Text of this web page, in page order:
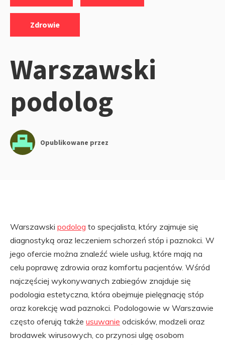
Zdrowie
Warszawski
podolog
Opublikowane przez
Warszawski podolog to specjalista, który zajmuje się
diagnostyką oraz leczeniem schorzeń stóp i paznokci. W
jego ofercie można znaleźć wiele usług, które mają na
celu poprawę zdrowia oraz komfortu pacjentów. Wśród
najczęściej wykonywanych zabiegów znajduje się
podologia estetyczna, która obejmuje pielęgnację stóp
oraz korekcję wad paznokci. Podologowie w Warszawie
często oferują także usuwanie odcisków, modzeli oraz
brodawek wirusowych, co przynosi ulgę osobom